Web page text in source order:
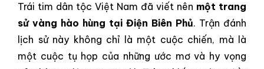
Trái tim dân tộc Việt Nam đã viết nên một trang
sử vàng hào hùng tại Điện Biên Phủ. Trận đánh
lịch sử này không chỉ là một cuộc chiến, mà là
một cuộc tụ họp của những ước mơ và hy vọng